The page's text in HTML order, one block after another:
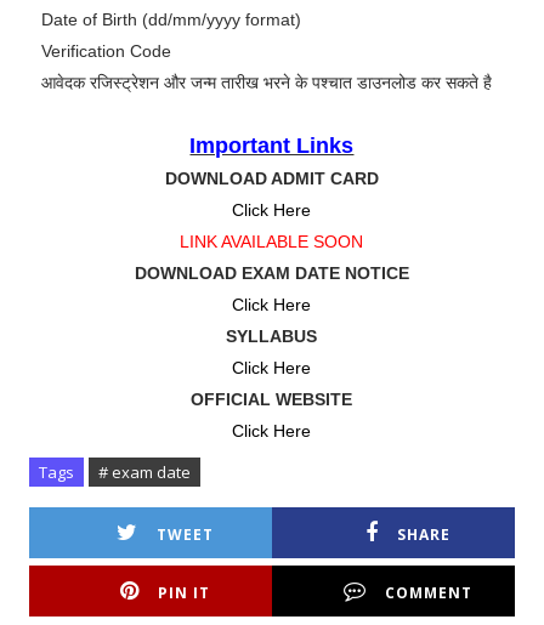
Date of Birth (dd/mm/yyyy format)
Verification Code
आवेदक रजिस्ट्रेशन और जन्म तारीख भरने के पश्चात डाउनलोड कर सकते है
Important Links
DOWNLOAD ADMIT CARD
Click Here
LINK AVAILABLE SOON
DOWNLOAD EXAM DATE NOTICE
Click Here
SYLLABUS
Click Here
OFFICIAL WEBSITE
Click Here
Tags # exam date
TWEET SHARE
PIN IT COMMENT